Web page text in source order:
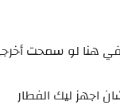
هنا لو سمحت
اجهز ليك الفطار